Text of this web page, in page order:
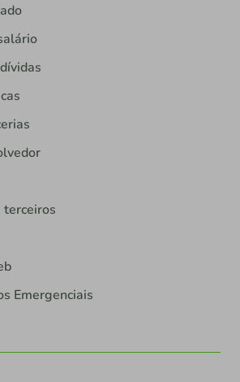
terceiros
Emergenciais